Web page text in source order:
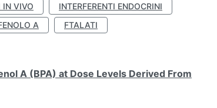
IN VIVO
INTERFERENTI ENDOCRINI
A
FTALATI
A (BPA) at Dose Levels Derived From